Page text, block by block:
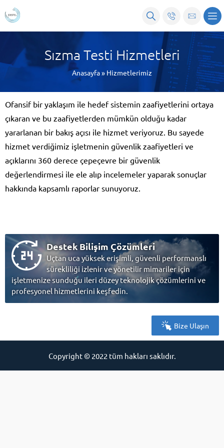
Sızma Testi Hizmetleri
Anasayfa» Hizmetlerimiz
Ofansif bir yaklaşım ile hedef sistemin zaafiyetlerini ortaya
çıkaran ve bu zaafiyetlerden mümkün olduğu kadar
yararlanan bir bakış açısı ile hizmet veriyoruz. Bu sayede
hizmet verdiğimiz işletmenin güvenlik zaafiyetleri ve
açıklarını 360 derece çepeçevre bir güvenlik
değerlendirmesi ile ele alıp incelemeler yaparak sonuçlar
hakkında kapsamlı raporlar sunuyoruz.
Destek Bilişim Çözümleri
Uçtan uca yüksek erişimli, güvenli performanslı
sürekliliği izlenir ve yönetilir mimariler için
işletmenize sunduğu ileri düzey teknolojik çözümlerini ve
profesyonel hizmetlerini keşfedin.
Bize Ulaşın
Copyright © 2022 tüm hakları saklıdır.